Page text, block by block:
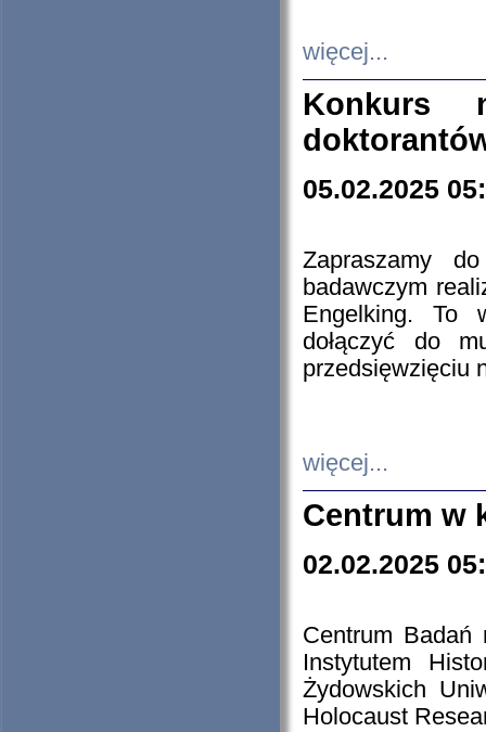
więcej...
Konkurs
05.02.2025
Zapraszamy
badawczym
Engelking. To
dołączyć do
przedsięwzięciu
więcej...
Centrum w
02.02.2025
Centrum Badań
Instytutem
Żydowskich
Holocaust